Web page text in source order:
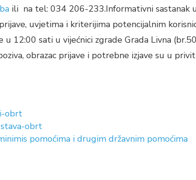
ili na tel: 034 206-233.Informativni sastanak
uvjetima i kriterijima potencijalnim
u 12:00 sati u vijećnici zgrade Grada Livna
obrazac prijave i potrebne izjave su u
obrt
obrt
pomoćima i drugim državnim pomoćima